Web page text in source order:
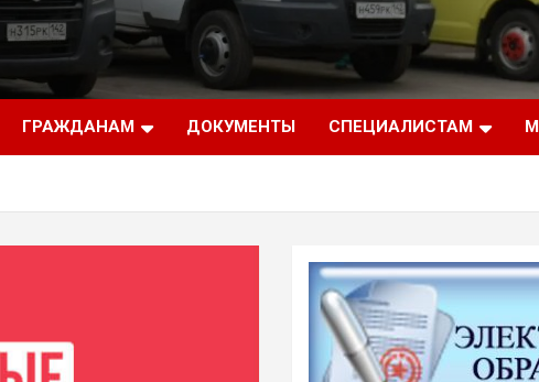
ГРАЖДАНАМ ДОКУМЕНТЫ СПЕЦИАЛИСТАМ